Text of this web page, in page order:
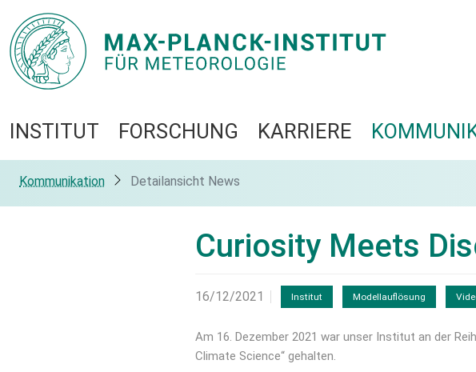
INSTITUT FORSCHUNG KARRIERE
Kommunikation Detailansicht News
Curiosity Meets
16/12/2021 Institut Modellauflösung
Am 16. Dezember 2021 war unser Institut an der
Climate Science“ gehalten.